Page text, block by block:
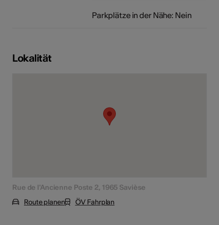
Parkplätze in der Nähe: Nein
Lokalität
Rue de l'Ancienne Poste 2, 1965 Savièse
Route planen
ÖV Fahrplan